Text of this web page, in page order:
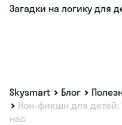
Загадки на логику для
Skysmart Блог
Нон-фикшн для детей:
нас